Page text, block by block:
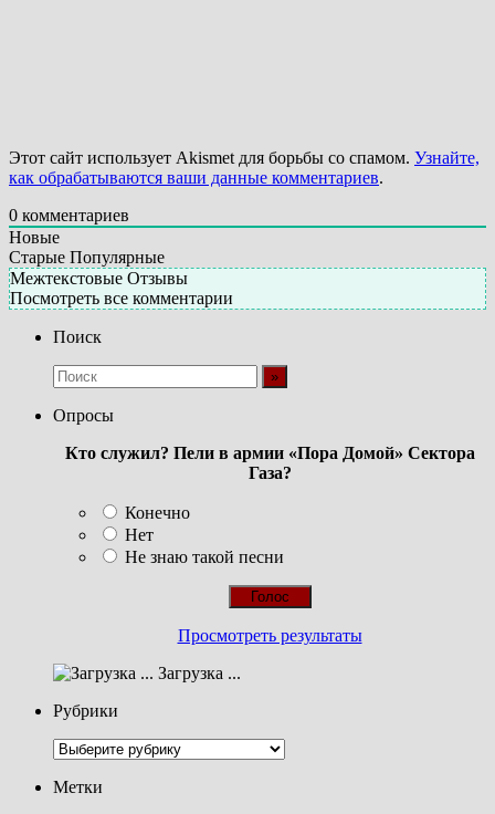
Этот сайт использует Akismet для борьбы со спамом. Узнайте,
как обрабатываются ваши данные комментариев.
0 комментариев
Новые
Старые Популярные
Межтекстовые Отзывы
Посмотреть все комментарии
Поиск
Опросы
Кто служил? Пели в армии «Пора Домой» Сектора
Газа?
Конечно
Нет
Не знаю такой песни
Просмотреть результаты
Загрузка ...
Рубрики
Рубрики
Метки